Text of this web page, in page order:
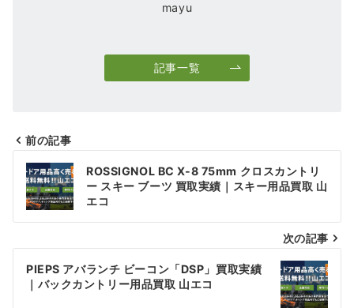
mayu
記事一覧
投
稿
ナ
ビ
ゲ
前の記事
ROSSIGNOL BC X-8 75mm クロスカントリ
ー スキー ブーツ 買取実績｜スキー用品買取 山
エコ
次の記事
PIEPS アバランチ ビーコン「DSP」買取実績
｜バックカントリー用品買取 山エコ